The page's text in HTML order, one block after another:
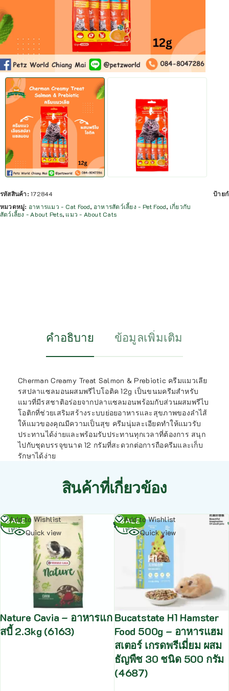
รหัสสินค้า:172844
หมวดหมู่: อาหารแมว - Cat Food, อาหารสัตว์เลี้ยง - Pet Food, เกี่ยวกับ
สัตว์เลี้ยง - About Pets, แมว - About Cats
ป้าย
คำอธิบาย ข้อมูลเพิ่มเติม
Cherman Creamy Treat Salmon & Prebiotic ครีมแมวเลีย
รสปลาแซลมอนผสมพรีไบโอติค 12g เป็นขนมครีมสำหรับ
แมวที่มีรสชาติอร่อยจากปลาแซลมอนพร้อมกับส่วนผสมพรีไบ
โอติกที่ช่วยเสริมสร้างระบบย่อยอาหารและสุขภาพของลำไส้
ให้แมวของคุณมีความเป็นสุข ครีมนุ่มละเอียดทำให้แมวรับ
ประทานได้ง่ายและพร้อมรับประทานทุกเวลาที่ต้องการ สนุก
ไปกับชุดบรรจุขนาด 12 กรัมที่สะดวกต่อการถือครีมและเก็บ
รักษาได้ง่าย
สินค้าที่เกี่ยวข้อง
SALE
Add to Wishlist
Quick view
Nature Cavia – อาหารแก
สบี้ 2.3kg (6163)
อ่าน
เพิ่ม
SALE
Add to Wishlist
Quick view
Bucatstate H1 Hamster
Food 500g – อาหารแฮม
สเตอร์ เกรดพรีเมี่ยม ผสม
ธัญพืช 30 ชนิด 500 กรัม
(4687)
อ่าน
เพิ่ม